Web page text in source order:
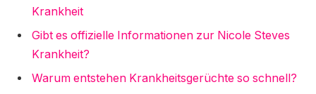
Krankheit
Gibt es offizielle Informationen zur Nicole Steves
Krankheit?
Warum entstehen Krankheitsgerüchte so schnell?